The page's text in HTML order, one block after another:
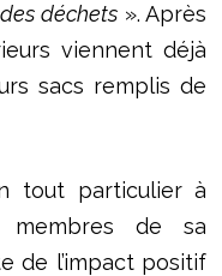
déchets ». Après
viennent déjà
sacs remplis de
tout particulier à
de sa
de l’impact positif